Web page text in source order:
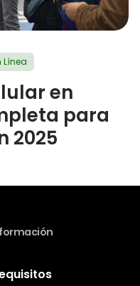
Línea
en
para
2025